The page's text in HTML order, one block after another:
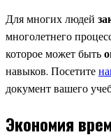
Для многих людей
многолетнего
которое может быть
навыков. Посетите
документ вашего
Экономия